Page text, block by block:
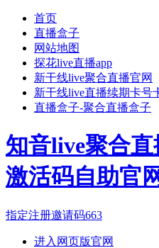
首页
直播盒子
网站地图
探花live直播app
新干线live聚合直播官网
新干线live直播续期卡号
直播盒子-聚合直播盒子
知音live聚合
激活码自助官
指定注册邀请码663
进入网页版官网